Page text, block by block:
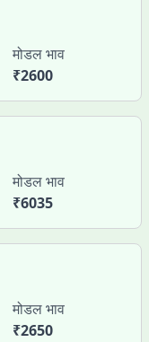
मोडल भाव
₹2600
मोडल भाव
₹6035
मोडल भाव
₹2650